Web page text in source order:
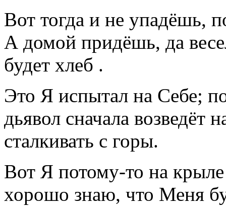
Вот тогда и не упадёшь,
А домой придёшь, да
будет хлеб .
Это Я испытал на Себе;
дьявол сначала возведёт
сталкивать с горы.
Вот Я потому-то на
хорошо знаю, что Меня